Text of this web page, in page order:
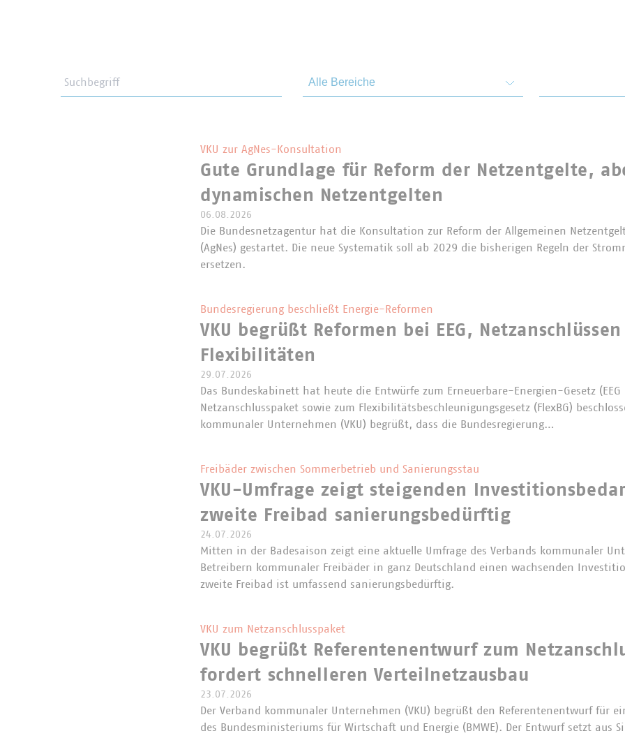
VKU zur AgNes-Konsultation
Gute Grundlage für Reform der Netzentgelte,
dynamischen Netzentgelten
06.08.2026
Die Bundesnetzagentur hat die Konsultation zur Reform der Allgemeinen
(AgNes) gestartet. Die neue Systematik soll ab 2029 die bisherigen Regeln der
ersetzen.
Bundesregierung beschließt Energie-Reformen
VKU begrüßt Reformen bei EEG, Netzanschlüssen
Flexibilitäten
29.07.2026
Das Bundeskabinett hat heute die Entwürfe zum Erneuerbare-Energien-Gesetz (EEG
Netzanschlusspaket sowie zum Flexibilitätsbeschleunigungsgesetz (FlexBG)
kommunaler Unternehmen (VKU) begrüßt, dass die Bundesregierung…
Freibäder zwischen Sommerbetrieb und Sanierungsstau
VKU-Umfrage zeigt steigenden
zweite Freibad sanierungsbedürftig
24.07.2026
Mitten in der Badesaison zeigt eine aktuelle Umfrage des Verbands kommunaler
Betreibern kommunaler Freibäder in ganz Deutschland einen wachsenden
zweite Freibad ist umfassend sanierungsbedürftig.
VKU zum Netzanschlusspaket
VKU begrüßt Referentenentwurf zum
fordert schnelleren Verteilnetzausbau
23.07.2026
Der Verband kommunaler Unternehmen (VKU) begrüßt den Referentenentwurf für
des Bundesministeriums für Wirtschaft und Energie (BMWE). Der Entwurf setzt aus